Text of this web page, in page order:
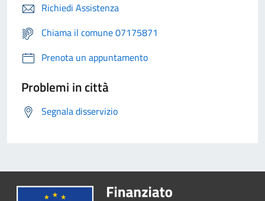
Richiedi Assistenza
Chiama il comune 07175871
Prenota un appuntamento
Problemi in città
Segnala disservizio